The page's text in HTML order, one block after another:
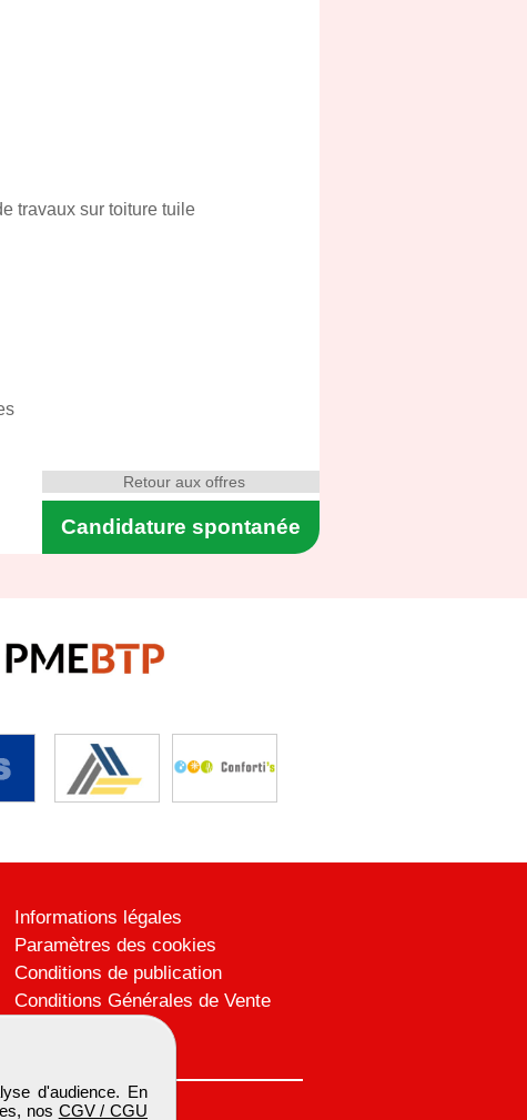
travaux sur toiture tuile
Candidature spontanée
Retour aux offres
d'audience. En
nos CGV / CGU
Informations légales
Paramètres des cookies
Conditions de publication
Conditions Générales de Vente